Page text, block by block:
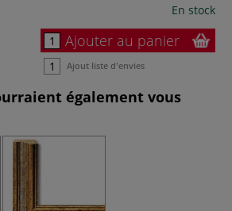
En stock
Ajouter au panier
Ajout liste d'envies
également vous